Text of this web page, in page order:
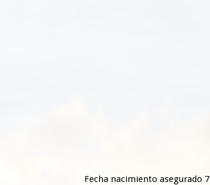
Fecha nacimiento asegurado 7